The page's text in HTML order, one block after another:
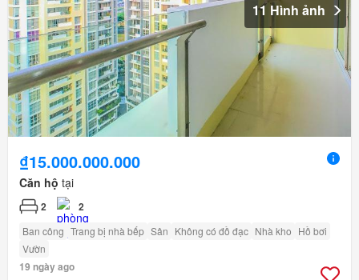
11 Hình ảnh
₫15.000.000.000
Căn hộ tại
2 2
Ban công Trang bị nhà bếp Sân Không có đồ đạc Nhà kho Hồ bơi
Vườn
19 ngày ago